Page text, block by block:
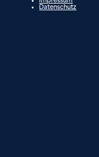
Datenschutz